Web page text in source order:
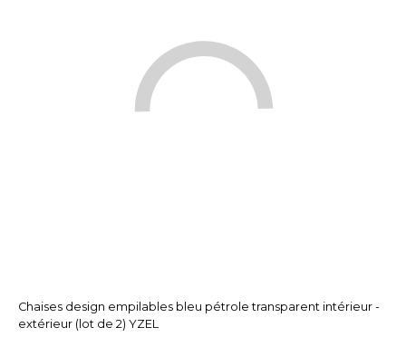
Chaises design empilables bleu pétrole transparent intérieur -
extérieur (lot de 2) YZEL